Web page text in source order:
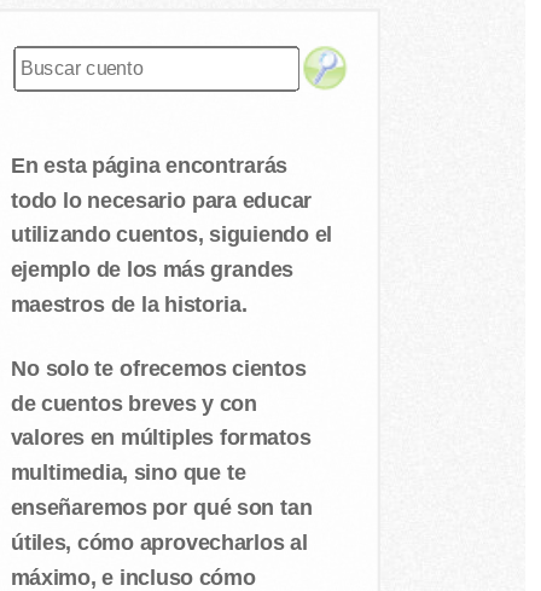
En esta página encontrarás
todo lo necesario para educar
utilizando cuentos, siguiendo el
ejemplo de los más grandes
maestros de la historia.
No solo te ofrecemos cientos
de cuentos breves y con
valores en múltiples formatos
multimedia, sino que te
enseñaremos por qué son tan
útiles, cómo aprovecharlos al
máximo, e incluso cómo